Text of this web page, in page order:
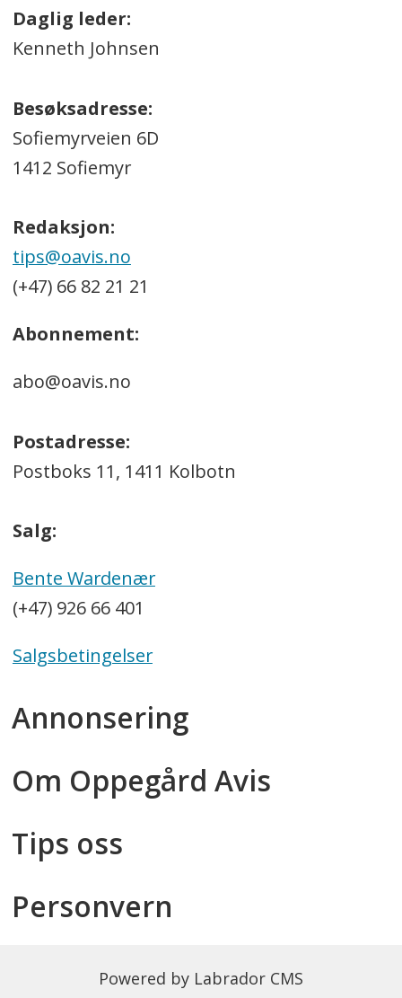
Daglig leder:
Kenneth Johnsen
Besøksadresse:
Sofiemyrveien 6D
1412 Sofiemyr
Redaksjon:
tips@oavis.no
(+47) 66 82 21 21
Abonnement:
abo@oavis.no
Postadresse:
Postboks 11, 1411 Kolbotn
Salg:
Bente Wardenær
(+47) 926 66 401
Salgsbetingelser
Annonsering
Om Oppegård Avis
Tips oss
Personvern
Powered by Labrador CMS